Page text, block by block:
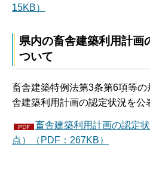
15KB）
県内の畜舎建築利用計画
ついて
畜舎建築特例法第3条第6項等
舎建築利用計画の認定状況を公
畜舎建築利用計画の認定
点）（PDF：267KB）